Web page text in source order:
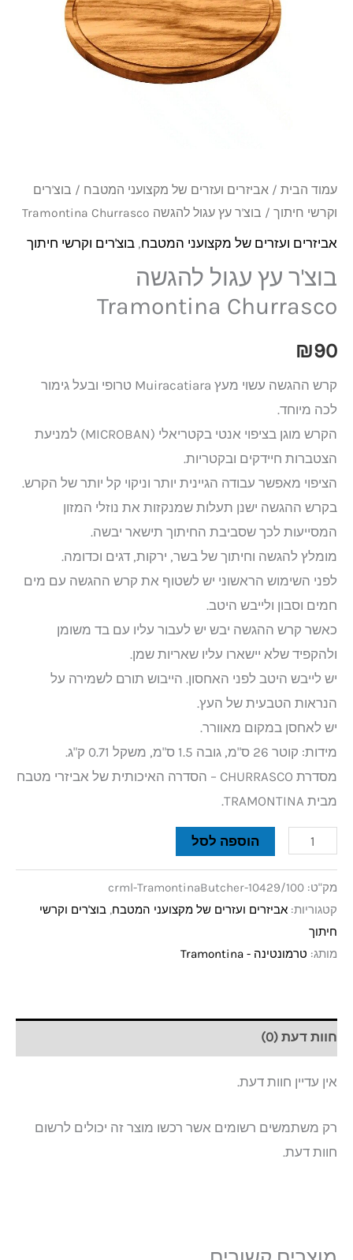
עמוד הבית / אביזרים ועזרים של מקצועני המטבח / בוצ'רים
וקרשי חיתוך / בוצ'ר עץ עגול להגשה Tramontina Churrasco
אביזרים ועזרים של מקצועני המטבח, בוצ'רים וקרשי חיתוך
בוצ'ר עץ עגול להגשה
Tramontina Churrasco
₪90
קרש ההגשה עשוי מעץ Muiracatiara טרופי ובעל גימור
לכה מיוחד.
הקרש מוגן בציפוי אנטי בקטריאלי (MICROBAN) למניעת
הצטברות חיידקים ובקטריות.
הציפוי מאפשר עבודה הגיינית יותר וניקוי קל יותר של הקרש.
בקרש ההגשה ישנן תעלות שמנקזות את נוזלי המזון
המסייעות לכך שסביבת החיתוך תישאר יבשה.
מומלץ להגשה וחיתוך של בשר, ירקות, דגים וכדומה.
לפני השימוש הראשוני יש לשטוף את קרש ההגשה עם מים
חמים וסבון ולייבש היטב.
כאשר קרש ההגשה יבש יש לעבור עליו עם בד משומן
ולהקפיד שלא יישארו עליו שאריות שמן.
יש לייבש היטב לפני האחסון. הייבוש תורם לשמירה על
הנראות הטבעית של העץ.
יש לאחסן במקום מאוורר.
מידות: קוטר 26 ס"מ, גובה 1.5 ס"מ, משקל 0.71 ק"ג.
מסדרת CHURRASCO – הסדרה האיכותית של אביזרי מטבח
מבית TRAMONTINA.
Tramontina
הוספה לסל
מק"ט: crml-TramontinaButcher-10429/100
קטגוריות: אביזרים ועזרים של מקצועני המטבח, בוצ'רים וקרשי
חיתוך
מותג: טרמונטינה - Tramontina
חוות דעת (0)
אין עדיין חוות דעת.
רק משתמשים רשומים אשר רכשו מוצר זה יכולים לרשום
חוות דעת.